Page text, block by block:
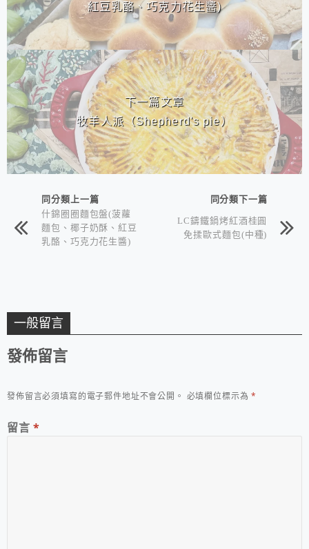
紅豆乳酪、巧克力花生醬)
下一篇文章
牧羊人派（Shepherd's pie）
同分類上一篇
什錦圈圈麵包盤(菠蘿
麵包、椰子奶酥、紅豆
乳酪、巧克力花生醬)
同分類下一篇
LC鑄鐵鍋烤紅酒桂圓
免揉歐式麵包(中種)
一般留言
發佈留言
發佈留言必須填寫的電子郵件地址不會公開。 必填欄位標示為*
留言 *